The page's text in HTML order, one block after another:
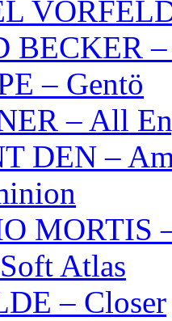
BECKER
– Gentö
– All
DEN –
MORTIS
Atlas
– Closer